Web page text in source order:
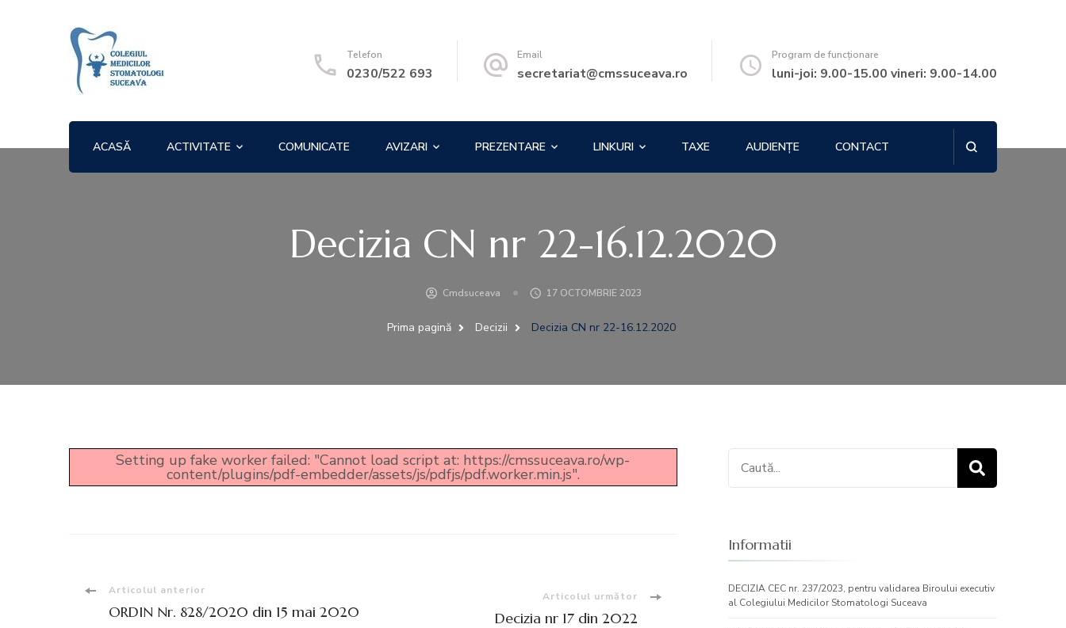
Colegiul Medicilor Stomatologi – SUCEAVA
Telefon
0230/522 693
Email
secretariat@cmssuceava.ro
Program de funcționare
luni-joi: 9.00-15.00 vineri: 9.00-14.00
ACASĂ ACTIVITATE COMUNICATE AVIZARI PREZENTARE LINKURI TAXE AUDIENȚE CONTACT
Decizia CN nr 22-16.12.2020
Cmdsuceava 17 OCTOMBRIE 2023
Prima pagină Decizii Decizia CN nr 22-16.12.2020
Setting up fake worker failed: "Cannot load script at: https://cmssuceava.ro/wp-
content/plugins/pdf-embedder/assets/js/pdfjs/pdf.worker.min.js".
Navigare
Articolul anterior
ORDIN Nr. 828/2020 din 15 mai 2020
Articolul următor
Decizia nr 17 din 2022
Caută:
Informatii
DECIZIA CEC nr. 237/2023, pentru validarea Biroului executiv
al Colegiului Medicilor Stomatologi Suceava